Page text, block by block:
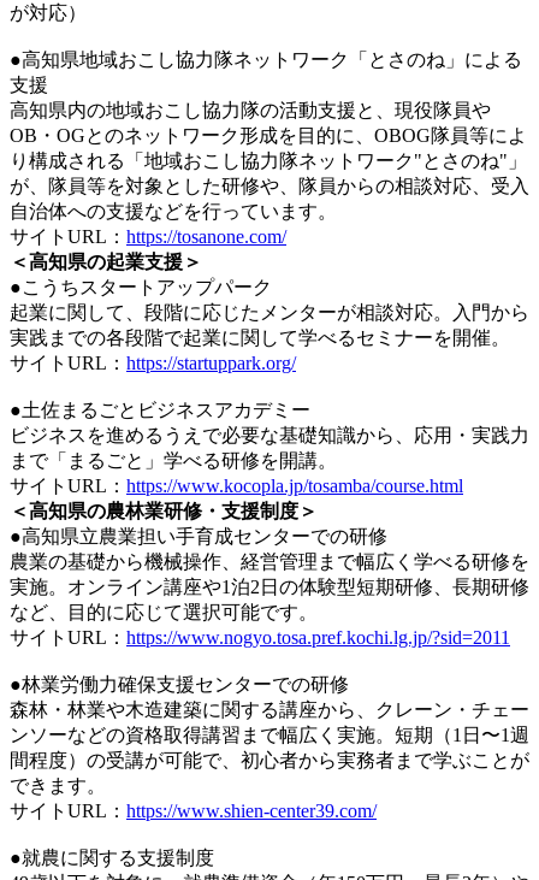
が対応）
●高知県地域おこし協力隊ネットワーク「とさのね」による
支援
高知県内の地域おこし協力隊の活動支援と、現役隊員や
OB・OGとのネットワーク形成を目的に、OBOG隊員等によ
り構成される「地域おこし協力隊ネットワーク"とさのね"」
が、隊員等を対象とした研修や、隊員からの相談対応、受入
自治体への支援などを行っています。
サイトURL： https://tosanone.com/
＜高知県の起業支援＞
●こうちスタートアップパーク
起業に関して、段階に応じたメンターが相談対応。入門から
実践までの各段階で起業に関して学べるセミナーを開催。
サイトURL： https://startuppark.org/
●土佐まるごとビジネスアカデミー
ビジネスを進めるうえで必要な基礎知識から、応用・実践力
まで「まるごと」学べる研修を開講。
サイトURL： https://www.kocopla.jp/tosamba/course.html
＜高知県の農林業研修・支援制度＞
●高知県立農業担い手育成センターでの研修
農業の基礎から機械操作、経営管理まで幅広く学べる研修を
実施。オンライン講座や1泊2日の体験型短期研修、長期研修
など、目的に応じて選択可能です。
サイトURL： https://www.nogyo.tosa.pref.kochi.lg.jp/?sid=2011
●林業労働力確保支援センターでの研修
森林・林業や木造建築に関する講座から、クレーン・チェー
ンソーなどの資格取得講習まで幅広く実施。短期（1日〜1週
間程度）の受講が可能で、初心者から実務者まで学ぶことが
できます。
サイトURL： https://www.shien-center39.com/
●就農に関する支援制度